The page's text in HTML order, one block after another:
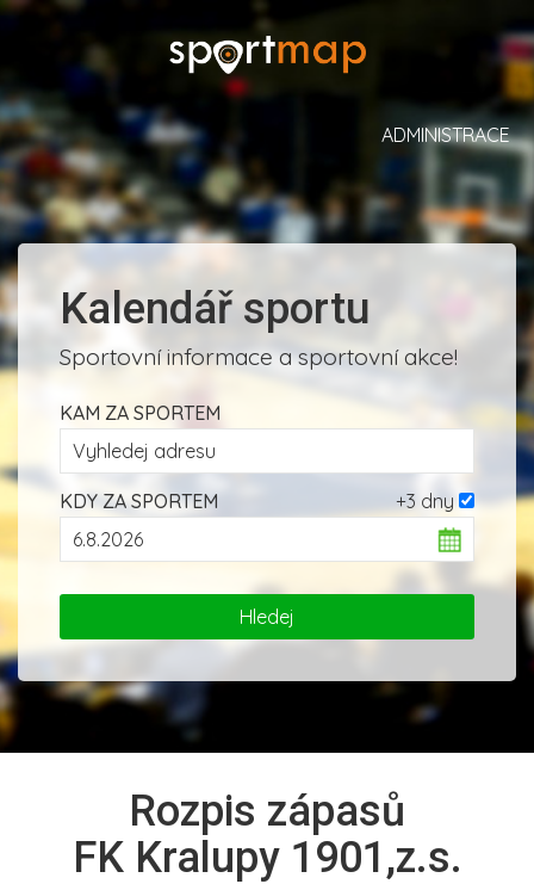
ADMINISTRACE
Kalendář sportu
Sportovní informace a sportovní akce!
KAM ZA SPORTEM
+3 dny
KDY ZA SPORTEM
Rozpis zápasů
FK Kralupy 1901,z.s.